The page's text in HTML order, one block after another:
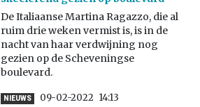
De Italiaanse Martina Ragazzo, die al
ruim drie weken vermist is, is in de
nacht van haar verdwijning nog
gezien op de Scheveningse
boulevard.
NIEUWS 09-02-2022 14:13